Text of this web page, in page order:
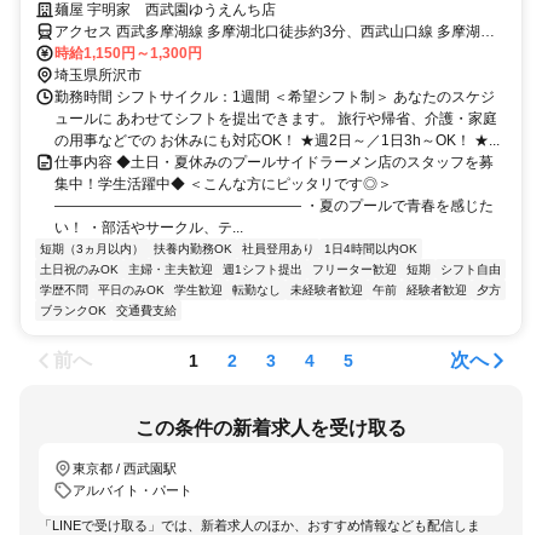
けの短期もOK!
麺屋 宇明家 西武園ゆうえんち店
アクセス 西武多摩湖線 多摩湖北口徒歩約3分、西武山口線 多摩湖北
口徒歩約3分、西武山口線 西武園ゆうえんち徒歩約8分
時給1,150円～1,300円
埼玉県所沢市
勤務時間 シフトサイクル：1週間 ＜希望シフト制＞ あなたのスケジ
ュールに あわせてシフトを提出できます。 旅行や帰省、介護・家庭
の用事などでの お休みにも対応OK！ ★週2日～／1日3h～OK！ ★...
仕事内容 ◆土日・夏休みのプールサイドラーメン店のスタッフを募
集中！学生活躍中◆ ＜こんな方にピッタリです◎＞
――――――――――――――――― ・夏のプールで青春を感じた
い！ ・部活やサークル、テ...
短期（3ヵ月以内） 扶養内勤務OK 社員登用あり
1日4時間以内OK
土日祝のみOK
主婦・主夫歓迎 週1シフト提出 フリーター歓迎 短期
シフト自由
学歴不問
平日のみOK 学生歓迎 転勤なし 未経験者歓迎 午前 経験者歓迎
夕方
ブランクOK
交通費支給
前へ 1 2 3 4 5 次へ
この条件の新着求人を受け取る
東京都 / 西武園駅
アルバイト・パート
「LINEで受け取る」では、新着求人のほか、おすすめ情報なども配信しま